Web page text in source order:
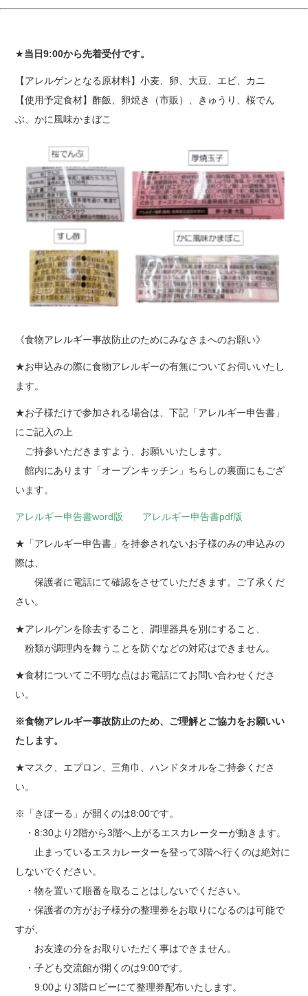
★当日9:00から先着受付です。
【アレルゲンとなる原材料】小麦、卵、大豆、エビ、カニ
【使用予定食材】酢飯、卵焼き（市販）、きゅうり、桜でん
ぶ、かに風味かまぼこ
《食物アレルギー事故防止のためにみなさまへのお願い》
★お申込みの際に食物アレルギーの有無についてお伺いいたし
ます。
★お子様だけで参加される場合は、下記「アレルギー申告書」
にご記入の上
ご持参いただきますよう、お願いいたします。
館内にあります「オープンキッチン」ちらしの裏面にもござ
います。
アレルギー申告書word版 アレルギー申告書pdf版
★「アレルギー申告書」を持参されないお子様のみの申込みの
際は、
保護者に電話にて確認をさせていただきます。ご了承くだ
さい。
★アレルゲンを除去すること、調理器具を別にすること、
粉類が調理内を舞うことを防ぐなどの対応はできません。
★食材についてご不明な点はお電話にてお問い合わせくださ
い。
※食物アレルギー事故防止のため、ご理解とご協力をお願いい
たします。
★マスク、エプロン、三角巾、ハンドタオルをご持参くださ
い。
※「きぼーる」が開くのは8:00です。
・8:30より2階から3階へ上がるエスカレーターが動きます。
止まっているエスカレーターを登って3階へ行くのは絶対に
しないでください。
・物を置いて順番を取ることはしないでください。
・保護者の方がお子様分の整理券をお取りになるのは可能で
すが、
お友達の分をお取りいただく事はできません。
・子ども交流館が開くのは9:00です。
9:00より3階ロビーにて整理券配布いたします。